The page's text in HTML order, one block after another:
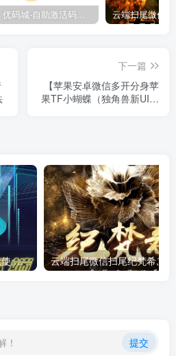
优码城-自助激活码商城-自助购卡点击-激活码24小时自助发卡地址
下一篇
【苹果安卓微信多开分身苹
果TF小蝴蝶（独角兽新UI）
云端扫尾微信扫尾极光,天使,格力,新百伦双号正版点数点卡授权充值
！ 提交